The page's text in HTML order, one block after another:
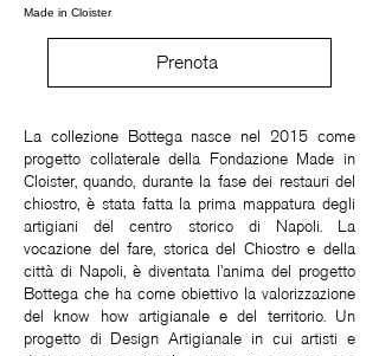
Made in Cloister
Prenota
La collezione Bottega nasce nel 2015 come
progetto collaterale della Fondazione Made in
Cloister, quando, durante la fase dei restauri del
chiostro, è stata fatta la prima mappatura degli
artigiani del centro storico di Napoli. La
vocazione del fare, storica del Chiostro e della
città di Napoli, è diventata l’anima del progetto
Bottega che ha come obiettivo la valorizzazione
del know how artigianale e del territorio. Un
progetto di Design Artigianale in cui artisti e